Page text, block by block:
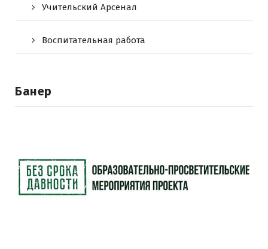
Учительский Арсенал
Воспитательная работа
Банер